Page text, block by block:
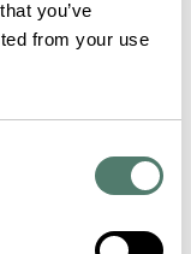
you’ve
from your use